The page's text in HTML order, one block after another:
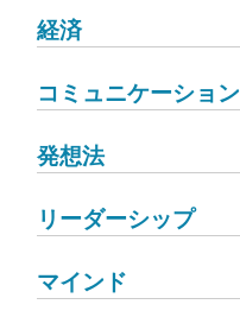
経済
コミュニケーション
発想法
リーダーシップ
マインド